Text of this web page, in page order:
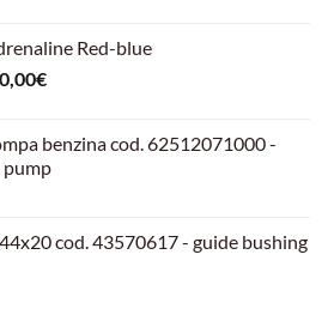
Red-blue
€Il
è:
540,00€.
benzina cod. 62512071000 -
cod. 43570617 - guide bushing